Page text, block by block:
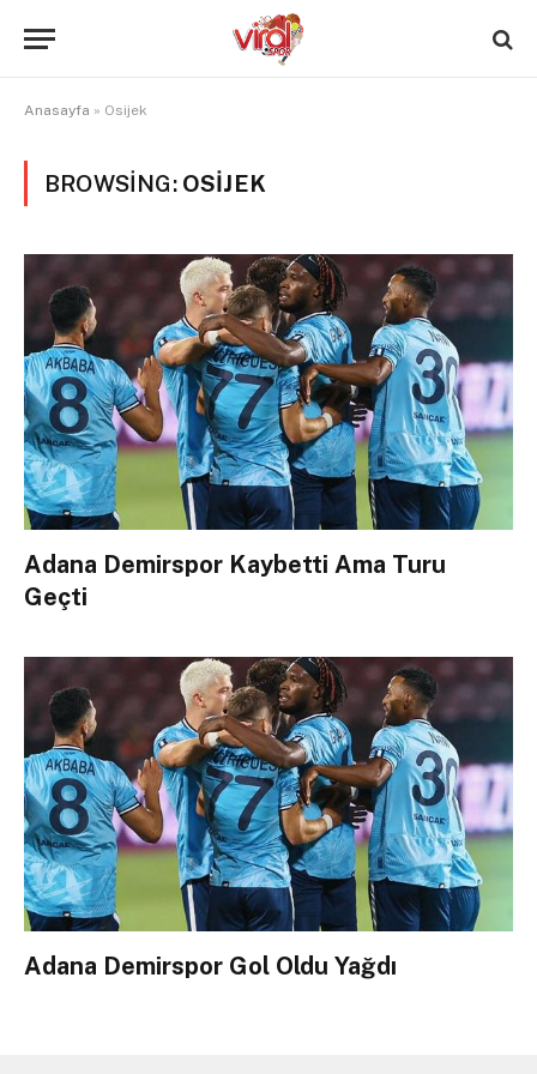
Anasayfa » Osijek
BROWSING: OSIJEK
Adana Demirspor Kaybetti Ama Turu
Geçti
Adana Demirspor Gol Oldu Yağdı